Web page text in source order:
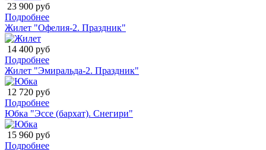
23 900 руб
Подробнее
Жилет "Офелия-2. Праздник"
14 400 руб
Подробнее
Жилет "Эмиральда-2. Праздник"
12 720 руб
Подробнее
Юбка "Эссе (бархат). Снегири"
15 960 руб
Подробнее